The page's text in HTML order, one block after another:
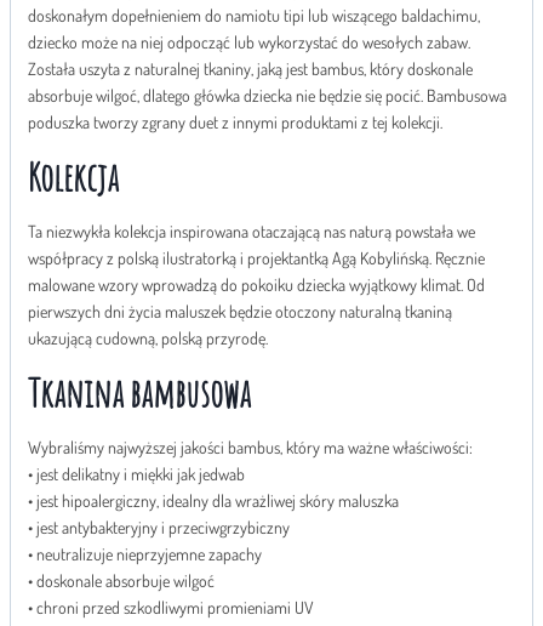
doskonałym dopełnieniem do namiotu tipi lub wiszącego baldachimu,
dziecko może na niej odpocząć lub wykorzystać do wesołych zabaw.
Została uszyta z naturalnej tkaniny, jaką jest bambus, który doskonale
absorbuje wilgoć, dlatego główka dziecka nie będzie się pocić. Bambusowa
poduszka tworzy zgrany duet z innymi produktami z tej kolekcji.
Kolekcja
Ta niezwykła kolekcja inspirowana otaczającą nas naturą powstała we
współpracy z polską ilustratorką i projektantką Agą Kobylińską. Ręcznie
malowane wzory wprowadzą do pokoiku dziecka wyjątkowy klimat. Od
pierwszych dni życia maluszek będzie otoczony naturalną tkaniną
ukazującą cudowną, polską przyrodę.
Tkanina bambusowa
Wybraliśmy najwyższej jakości bambus, który ma ważne właściwości:
• jest delikatny i miękki jak jedwab
• jest hipoalergiczny, idealny dla wrażliwej skóry maluszka
• jest antybakteryjny i przeciwgrzybiczny
• neutralizuje nieprzyjemne zapachy
• doskonale absorbuje wilgoć
• chroni przed szkodliwymi promieniami UV